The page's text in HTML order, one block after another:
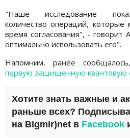
"Наше исследование
количество операций,
время согласования", - говорит
оптимально использовать его".
Напомним, ранее
первую защищенную квантовую
Хотите знать важные и
раньше всех?
на Bigmir)net в Facebook